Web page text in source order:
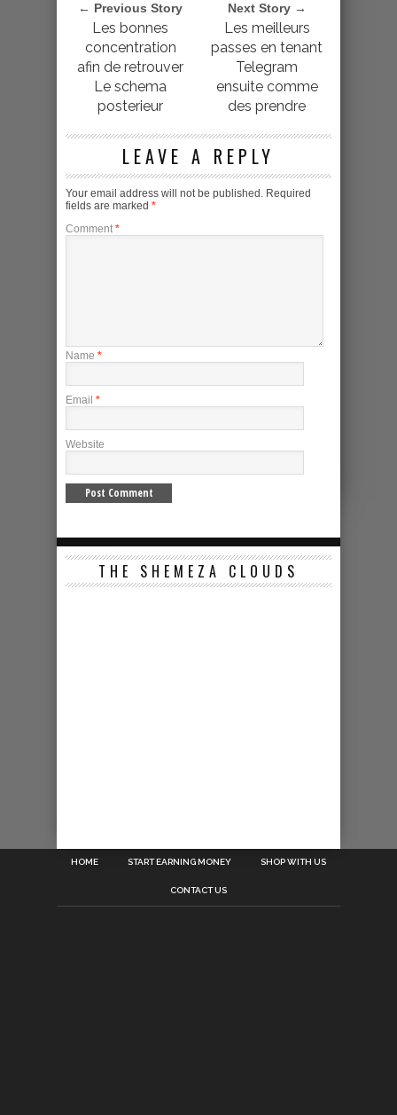
← Previous Story
Les bonnes
concentration
afin de retrouver
Le schema
posterieur
Next Story →
Les meilleurs
passes en tenant
Telegram
ensuite comme
des prendre
LEAVE A REPLY
Your email address will not be published. Required
fields are marked *
Comment *
Name *
Email *
Website
THE SHEMEZA CLOUDS
HOME START EARNING MONEY SHOP WITH US
CONTACT US